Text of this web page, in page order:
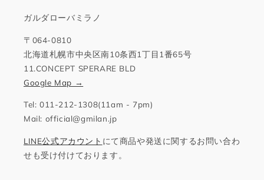
ガルダローバミラノ
〒064-0810
北海道札幌市中央区南10条西1丁目1番65号
11.CONCEPT SPERARE BLD
Google Map →
Tel: 011-212-1308(11am - 7pm)
Mail: official@gmilan.jp
LINE公式アカウント にて商品や発送に関するお問い合わ
せも受け付けております。